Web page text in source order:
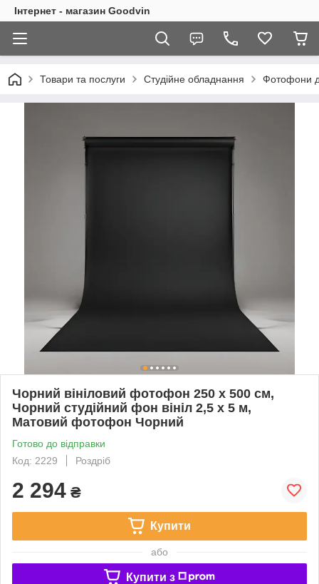
Інтернет - магазин Goodvin
Товари та послуги Студійне обладнання Фотофони
Чорний вініловий фотофон 250 х 500 см,
Чорний студійний фон вініл 2,5 х 5 м,
Матовий фотофон Чорний
Готово до відправки
Код: 2229
Роздріб
2 294 ₴
Купити
або
Купити з